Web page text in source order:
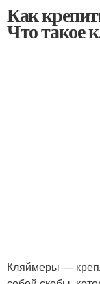
Как
Что такое
Кляймеры —